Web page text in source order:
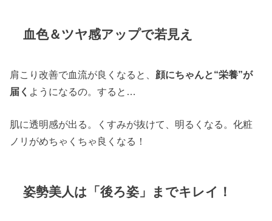
血色＆ツヤ感アップで若見え
肩こり改善で血流が良くなると、 顔にちゃんと“栄養”が
届く ようになるの。すると…
肌に透明感が出る。くすみが抜けて、明るくなる。化粧
ノリがめちゃくちゃ良くなる！
姿勢美人は「後ろ姿」までキレイ！